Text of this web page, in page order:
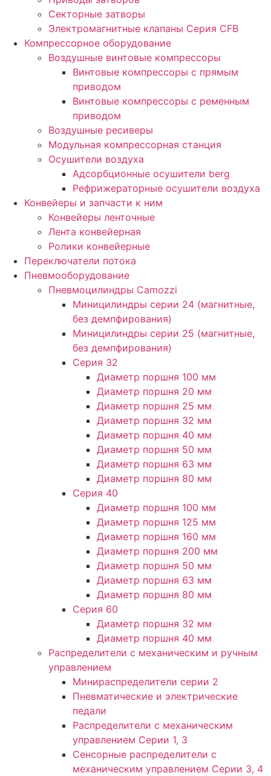
Секторные затворы
Электромагнитные клапаны Серия CFB
Компрессорное оборудование
Воздушные винтовые компрессоры
Винтовые компрессоры с прямым
приводом
Винтовые компрессоры с ременным
приводом
Воздушные ресиверы
Модульная компрессорная станция
Осушители воздуха
Адсорбционные осушители berg
Рефрижераторные осушители воздуха
Конвейеры и запчасти к ним
Конвейеры ленточные
Лента конвейерная
Ролики конвейерные
Переключатели потока
Пневмооборудование
Пневмоцилиндры Camozzi
Миницилиндры серии 24 (магнитные,
без демпфирования)
Миницилиндры серии 25 (магнитные,
без демпфирования)
Серия 32
Диаметр поршня 100 мм
Диаметр поршня 20 мм
Диаметр поршня 25 мм
Диаметр поршня 32 мм
Диаметр поршня 40 мм
Диаметр поршня 50 мм
Диаметр поршня 63 мм
Диаметр поршня 80 мм
Серия 40
Диаметр поршня 100 мм
Диаметр поршня 125 мм
Диаметр поршня 160 мм
Диаметр поршня 200 мм
Диаметр поршня 50 мм
Диаметр поршня 63 мм
Диаметр поршня 80 мм
Серия 60
Диаметр поршня 32 мм
Диаметр поршня 40 мм
Распределители с механическим и ручным
управлением
Минираспределители серии 2
Пневматические и электрические
педали
Распределители с механическим
управлением Серии 1, 3
Сенсорные распределители с
механическим управлением Серии 3, 4